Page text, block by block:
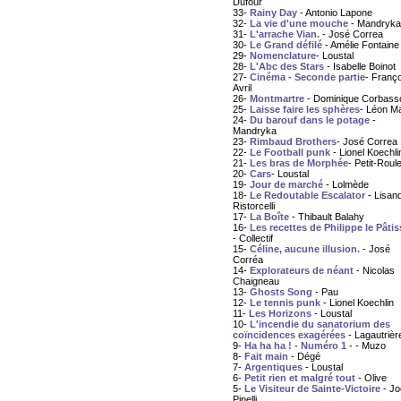
33- Rainy Day - Antonio Lapone
32- La vie d'une mouche - Mandryka
31- L'arrache Vian. - José Correa
30- Le Grand défilé - Amélie Fontaine
29- Nomenclature- Loustal
28- L'Abc des Stars - Isabelle Boinot
27- Cinéma - Seconde partie-
Avril
26- Montmartre - Dominique
25- Laisse faire les sphères- Léon
24- Du barouf dans le potage -
Mandryka
23- Rimbaud Brothers- José Correa
22- Le Football punk - Lionel
21- Les bras de Morphée- Petit-
20- Cars- Loustal
19- Jour de marché - Lolmède
18- Le Redoutable Escalator -
Ristorcelli
17- La Boîte - Thibault Balahy
16- Les recettes de Philippe le
- Collectif
15- Céline, aucune illusion. - José
Corréa
14- Explorateurs de néant - Nicolas
Chaigneau
13- Ghosts Song - Pau
12- Le tennis punk - Lionel Koechlin
11- Les Horizons - Loustal
10- L'incendie du sanatorium des
coïncidences exagérées -
9- Ha ha ha ! - Numéro 1 - - Muzo
8- Fait main - Dégé
7- Argentiques - Loustal
6- Petit rien et malgré tout - Olive
5- Le Visiteur de Sainte-Victoire -